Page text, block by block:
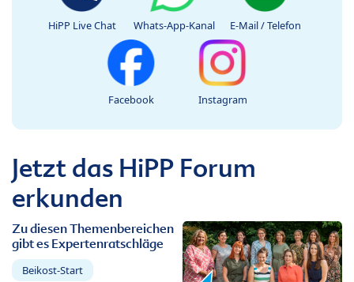
HiPP Live Chat Whats-App-Kanal E-Mail / Telefon
Facebook Instagram
Jetzt das HiPP Forum
erkunden
Zu diesen Themenbereichen
gibt es Expertenratschläge
Beikost-Start